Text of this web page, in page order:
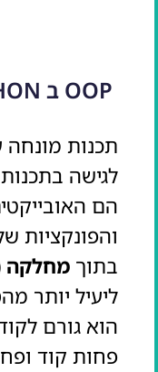
תכנות מונחה
לגישה
הם
והפונקציות
בתוך מחלקה
ליעיל יותר
הוא גורם
פחות קוד